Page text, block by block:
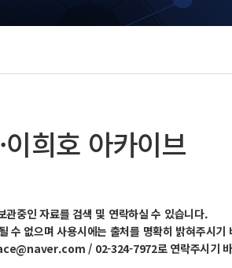
이희호 아카이브
관중인 자료를 검색 및 연락하실 수 있습니다.
수 없으며 사용시에는 출처를 명확히 밝혀주시기
/ 02-324-7972로 연락주시기